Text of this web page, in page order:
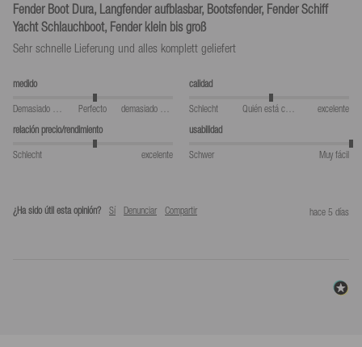
Fender Boot Dura, Langfender aufblasbar, Bootsfender, Fender Schiff
Yacht Schlauchboot, Fender klein bis groß
Sehr schnelle Lieferung und alles komplett geliefert
medido
Demasiado pequeño Perfecto demasiado grande
calidad
Schlecht Quién está comiendo
excelente
relación precio/rendimiento
Schlecht excelente
usabilidad
Schwer Muy fácil
¿Ha sido útil esta opinión? Sí Denunciar Compartir hace 5 días